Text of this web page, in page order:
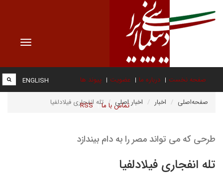
Toggle
صفحه نخست درباره ما عضویت پیوند ها
تماس با ما RSS
ENGLISH
صفحه‌اصلی اخبار اخبار اصلی تله انفجاری فیلادلفیا
طرحی که می تواند مصر را به دام بیندازد
تله انفجاری فیلادلفیا